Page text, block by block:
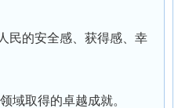
民的安全感、获得感、幸
域取得的卓越成就。